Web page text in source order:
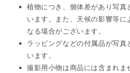
植物につき、個体差があり写真
います。また、天候の影響等に
なる場合がございます。
ラッピングなどの付属品が写真
います。
撮影用小物は商品には含まれま